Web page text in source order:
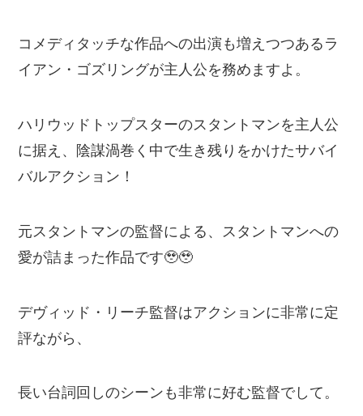
コメディタッチな作品への出演も増えつつあるラ
イアン・ゴズリングが主人公を務めますよ。
ハリウッドトップスターのスタントマンを主人公
に据え、陰謀渦巻く中で生き残りをかけたサバイ
バルアクション！
元スタントマンの監督による、スタントマンへの
愛が詰まった作品です🥹🥹
デヴィッド・リーチ監督はアクションに非常に定
評ながら、
長い台詞回しのシーンも非常に好む監督でして。